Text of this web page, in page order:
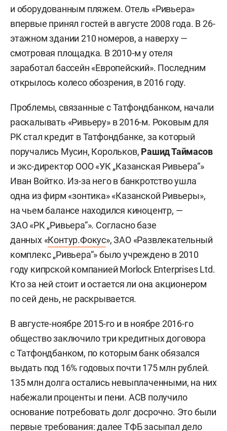
и оборудованным пляжем. Отель «Ривьера»
впервые принял гостей в августе 2008 года. В 26-
этажном здании 210 номеров, а наверху —
смотровая площадка. В 2010-м у отеля
заработал бассейн «Европейский». Последним
открылось колесо обозрения, в 2016 году.
Проблемы, связанные с Татфондбанком, начали
раскалывать «Ривьеру» в 2016-м. Роковым для
РК стал кредит в Татфондбанке, за который
поручались Мусин, Корольков, Рашид Таймасов
и экс-директор ООО «УК „Казанская Ривьера“»
Иван Войтко. Из-за него в банкротство ушла
одна из фирм «зонтика» «Казанской Ривьеры»,
на чьем балансе находился киноцентр, —
ЗАО «РК „Ривьера“». Согласно базе
данных «Контур.Фокус», ЗАО «Развлекательный
комплекс „Ривьера“» было учреждено в 2010
году кипрской компанией Morlock Enterprises Ltd.
Кто за ней стоит и остается ли она акционером
по сей день, не раскрывается.
В августе-ноябре 2015-го и в ноябре 2016-го
общество заключило три кредитных договора
с Татфондбанком, по которым банк обязался
выдать под 16% годовых почти 175 млн рублей.
135 млн долга остались невыплаченными, на них
набежали проценты и пени. АСВ получило
основание потребовать долг досрочно. Это были
первые требования: далее ТФБ засыпал дело